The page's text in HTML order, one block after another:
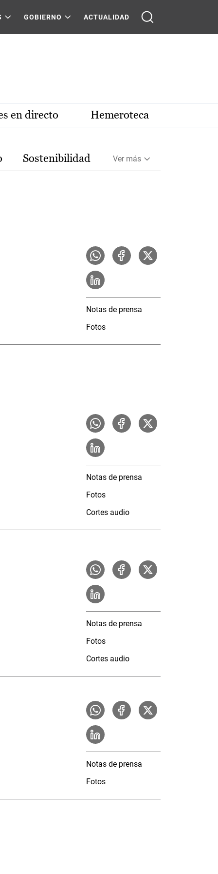
GOBIERNO ACTUALIDAD
en directo Hemeroteca
Sostenibilidad Ver más
Notas de prensa
Fotos
Notas de prensa
Fotos
Cortes audio
Notas de prensa
Fotos
Cortes audio
Notas de prensa
Fotos